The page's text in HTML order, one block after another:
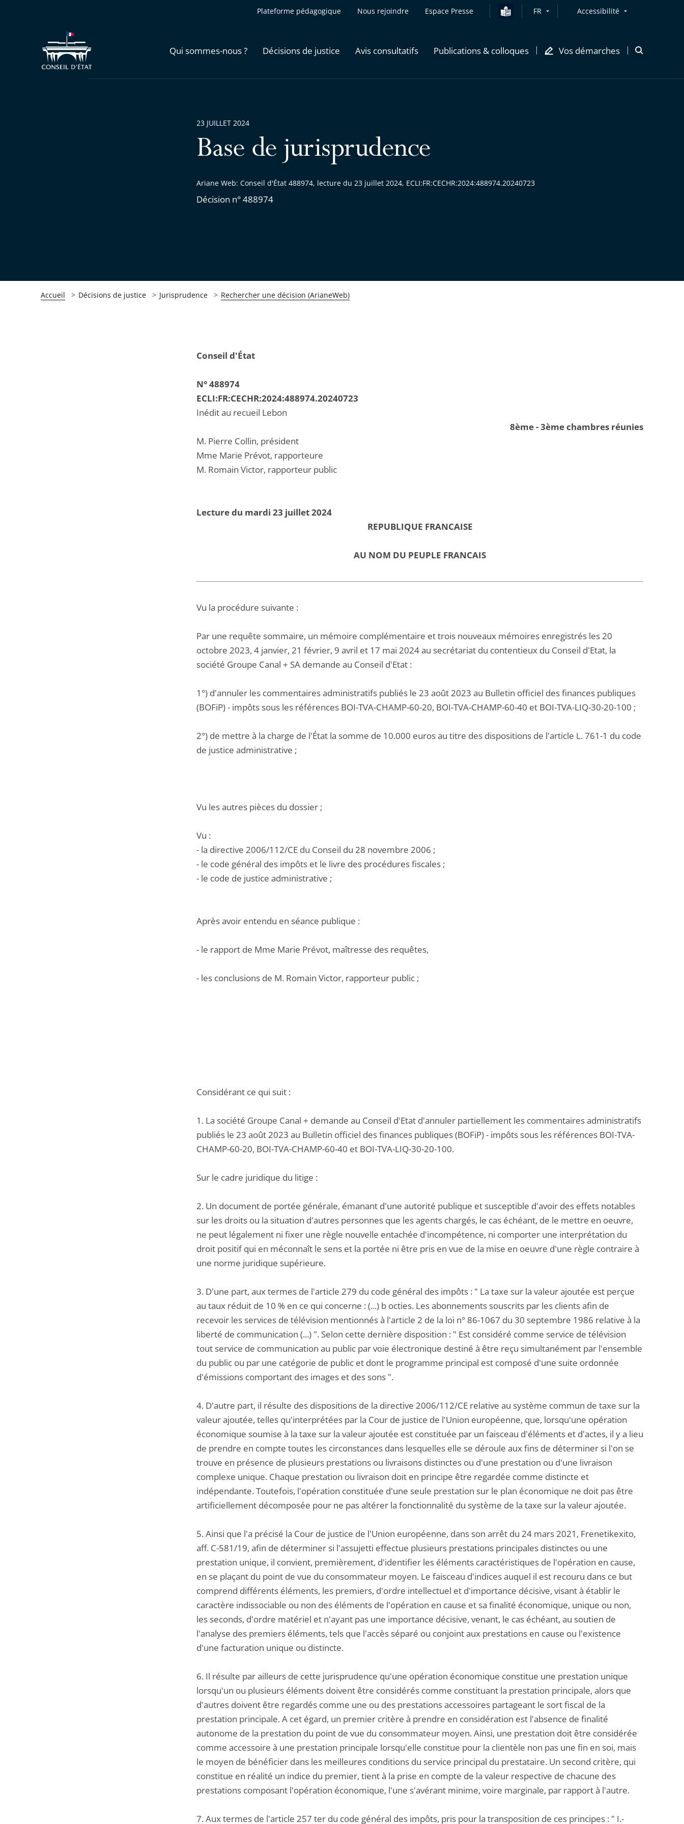
Plateforme pédagogique Nous rejoindre Espace Presse FR Accessibilité
Qui sommes-nous ? Décisions de justice Avis consultatifs Publications & colloques Vos démarches
Ouvrir
Base de jurisprudence
Ariane Web: Conseil d'État 488974, lecture du 23 juillet 2024, ECLI:FR:CECHR:2024:488974.20240723
Décision n° 488974
23 JUILLET 2024
Accueil Décisions de justice Jurisprudence Rechercher une décision (ArianeWeb)
Conseil d'État
N° 488974
ECLI:FR:CECHR:2024:488974.20240723
Inédit au recueil Lebon
8ème - 3ème chambres réunies
M. Pierre Collin, président
Mme Marie Prévot, rapporteure
M. Romain Victor, rapporteur public
Lecture du mardi 23 juillet 2024
REPUBLIQUE FRANCAISE
AU NOM DU PEUPLE FRANCAIS
Vu la procédure suivante :
Par une requête sommaire, un mémoire complémentaire et trois nouveaux mémoires enregistrés les 20
octobre 2023, 4 janvier, 21 février, 9 avril et 17 mai 2024 au secrétariat du contentieux du Conseil d'Etat, la
société Groupe Canal + SA demande au Conseil d'Etat :
1°) d'annuler les commentaires administratifs publiés le 23 août 2023 au Bulletin officiel des finances publiques
(BOFiP) - impôts sous les références BOI-TVA-CHAMP-60-20, BOI-TVA-CHAMP-60-40 et BOI-TVA-LIQ-30-20-100 ;
2°) de mettre à la charge de l'État la somme de 10.000 euros au titre des dispositions de l'article L. 761-1 du code
de justice administrative ;
Vu les autres pièces du dossier ;
Vu :
- la directive 2006/112/CE du Conseil du 28 novembre 2006 ;
- le code général des impôts et le livre des procédures fiscales ;
- le code de justice administrative ;
Après avoir entendu en séance publique :
- le rapport de Mme Marie Prévot, maîtresse des requêtes,
- les conclusions de M. Romain Victor, rapporteur public ;
Considérant ce qui suit :
1. La société Groupe Canal + demande au Conseil d'Etat d'annuler partiellement les commentaires administratifs
publiés le 23 août 2023 au Bulletin officiel des finances publiques (BOFiP) - impôts sous les références BOI-TVA-
CHAMP-60-20, BOI-TVA-CHAMP-60-40 et BOI-TVA-LIQ-30-20-100.
Sur le cadre juridique du litige :
2. Un document de portée générale, émanant d'une autorité publique et susceptible d'avoir des effets notables
sur les droits ou la situation d'autres personnes que les agents chargés, le cas échéant, de le mettre en oeuvre,
ne peut légalement ni fixer une règle nouvelle entachée d'incompétence, ni comporter une interprétation du
droit positif qui en méconnaît le sens et la portée ni être pris en vue de la mise en oeuvre d'une règle contraire à
une norme juridique supérieure.
3. D'une part, aux termes de l'article 279 du code général des impôts : " La taxe sur la valeur ajoutée est perçue
au taux réduit de 10 % en ce qui concerne : (...) b octies. Les abonnements souscrits par les clients afin de
recevoir les services de télévision mentionnés à l'article 2 de la loi n° 86-1067 du 30 septembre 1986 relative à la
liberté de communication (...) ". Selon cette dernière disposition : " Est considéré comme service de télévision
tout service de communication au public par voie électronique destiné à être reçu simultanément par l'ensemble
du public ou par une catégorie de public et dont le programme principal est composé d'une suite ordonnée
d'émissions comportant des images et des sons ".
4. D'autre part, il résulte des dispositions de la directive 2006/112/CE relative au système commun de taxe sur la
valeur ajoutée, telles qu'interprétées par la Cour de justice de l'Union européenne, que, lorsqu'une opération
économique soumise à la taxe sur la valeur ajoutée est constituée par un faisceau d'éléments et d'actes, il y a lieu
de prendre en compte toutes les circonstances dans lesquelles elle se déroule aux fins de déterminer si l'on se
trouve en présence de plusieurs prestations ou livraisons distinctes ou d'une prestation ou d'une livraison
complexe unique. Chaque prestation ou livraison doit en principe être regardée comme distincte et
indépendante. Toutefois, l'opération constituée d'une seule prestation sur le plan économique ne doit pas être
artificiellement décomposée pour ne pas altérer la fonctionnalité du système de la taxe sur la valeur ajoutée.
5. Ainsi que l'a précisé la Cour de justice de l'Union européenne, dans son arrêt du 24 mars 2021, Frenetikexito,
aff. C-581/19, afin de déterminer si l'assujetti effectue plusieurs prestations principales distinctes ou une
prestation unique, il convient, premièrement, d'identifier les éléments caractéristiques de l'opération en cause,
en se plaçant du point de vue du consommateur moyen. Le faisceau d'indices auquel il est recouru dans ce but
comprend différents éléments, les premiers, d'ordre intellectuel et d'importance décisive, visant à établir le
caractère indissociable ou non des éléments de l'opération en cause et sa finalité économique, unique ou non,
les seconds, d'ordre matériel et n'ayant pas une importance décisive, venant, le cas échéant, au soutien de
l'analyse des premiers éléments, tels que l'accès séparé ou conjoint aux prestations en cause ou l'existence
d'une facturation unique ou distincte.
6. Il résulte par ailleurs de cette jurisprudence qu'une opération économique constitue une prestation unique
lorsqu'un ou plusieurs éléments doivent être considérés comme constituant la prestation principale, alors que
d'autres doivent être regardés comme une ou des prestations accessoires partageant le sort fiscal de la
prestation principale. A cet égard, un premier critère à prendre en considération est l'absence de finalité
autonome de la prestation du point de vue du consommateur moyen. Ainsi, une prestation doit être considérée
comme accessoire à une prestation principale lorsqu'elle constitue pour la clientèle non pas une fin en soi, mais
le moyen de bénéficier dans les meilleures conditions du service principal du prestataire. Un second critère, qui
constitue en réalité un indice du premier, tient à la prise en compte de la valeur respective de chacune des
prestations composant l'opération économique, l'une s'avérant minime, voire marginale, par rapport à l'autre.
7. Aux termes de l'article 257 ter du code général des impôts, pris pour la transposition de ces principes : " I.-